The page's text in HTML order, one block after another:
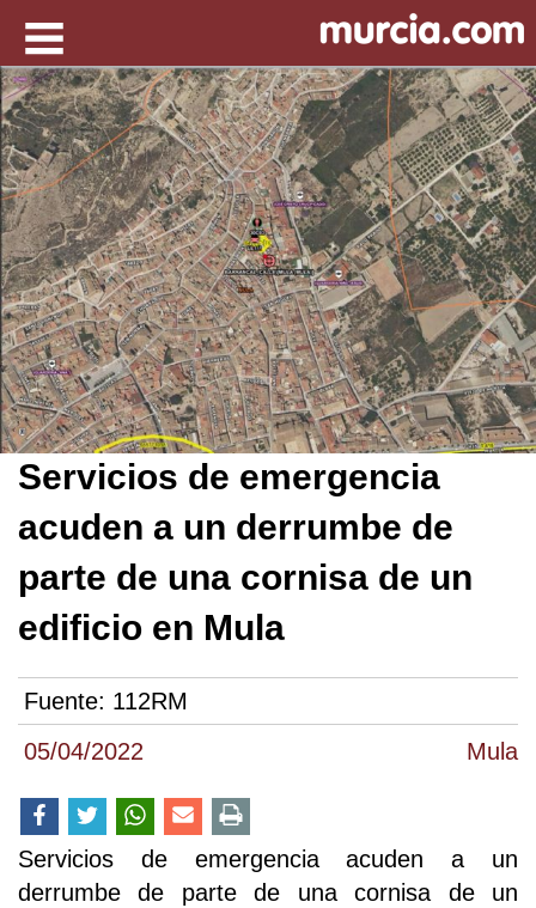
05/04/2022 Mula
Servicios de emergencia
acuden a un derrumbe de
parte de una cornisa de un
edificio en Mula
Fuente: 112RM
Servicios de emergencia acuden a un
derrumbe de parte de una cornisa de un